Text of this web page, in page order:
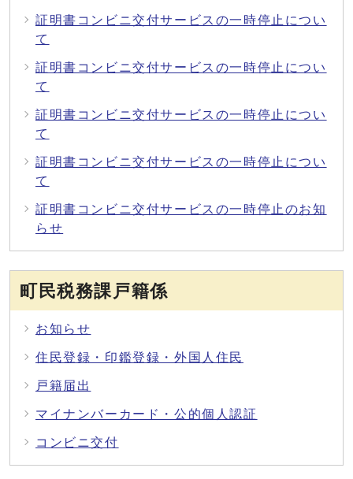
証明書コンビニ交付サービスの一時停止につい
て
証明書コンビニ交付サービスの一時停止につい
て
証明書コンビニ交付サービスの一時停止につい
て
証明書コンビニ交付サービスの一時停止につい
て
証明書コンビニ交付サービスの一時停止のお知
らせ
町民税務課戸籍係
お知らせ
住民登録・印鑑登録・外国人住民
戸籍届出
マイナンバーカード・公的個人認証
コンビニ交付